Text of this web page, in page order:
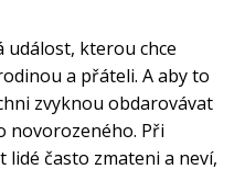
událost, kterou chce
a přáteli. A aby to
zvyknou obdarovávat
novorozeného. Při
často zmateni a neví,